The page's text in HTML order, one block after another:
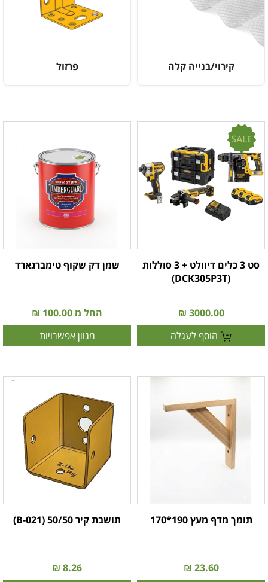
קירוי/בנייה קלה פרזול
סט 3 כלים דיוולט + 3 סוללות
(DCK305P3T)
3000.00 ₪
הוסף לעגלה
שמן דק שקוף טימברגארד
החל מ 100.00 ₪
מגוון אפשרויות
תומך מדף מעץ 190*170
23.60 ₪
תושבת קיר 50/50 (B-021)
8.26 ₪